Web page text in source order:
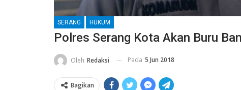
SERANG HUKUM
Polres Serang Kota Akan Buru
Oleh Redaksi Pada 5 Jun 2018
Bagikan